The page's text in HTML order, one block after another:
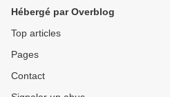
Hébergé par Overblog
Top articles
Pages
Contact